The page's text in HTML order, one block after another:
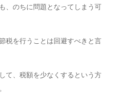
、のちに問題となってしまう可
税を行うことは回避すべきと言
て、税額を少なくするという方